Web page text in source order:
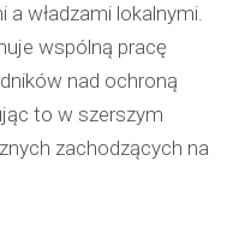
władzami lokalnymi.
wspólną pracę
nad ochroną
to w szerszym
zachodzących na